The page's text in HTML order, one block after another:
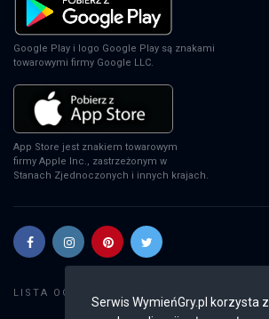
Serwis WymieńGry.pl korzysta
Google Play i logo Google Play są znakami
towarowymi firmy Google LLC.
App Store jest znakiem towarowym
firmy Apple Inc., zastrzeżonym w
Stanach Zjednoczonych i innych krajach.
LISTA OGŁOSZEŃ: